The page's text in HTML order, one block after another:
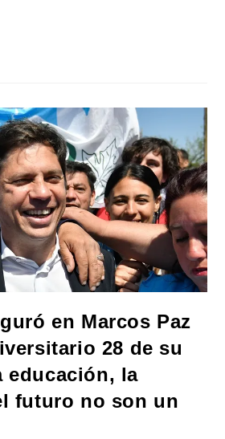
en Marcos Paz
28 de su
educación, la
futuro no son un